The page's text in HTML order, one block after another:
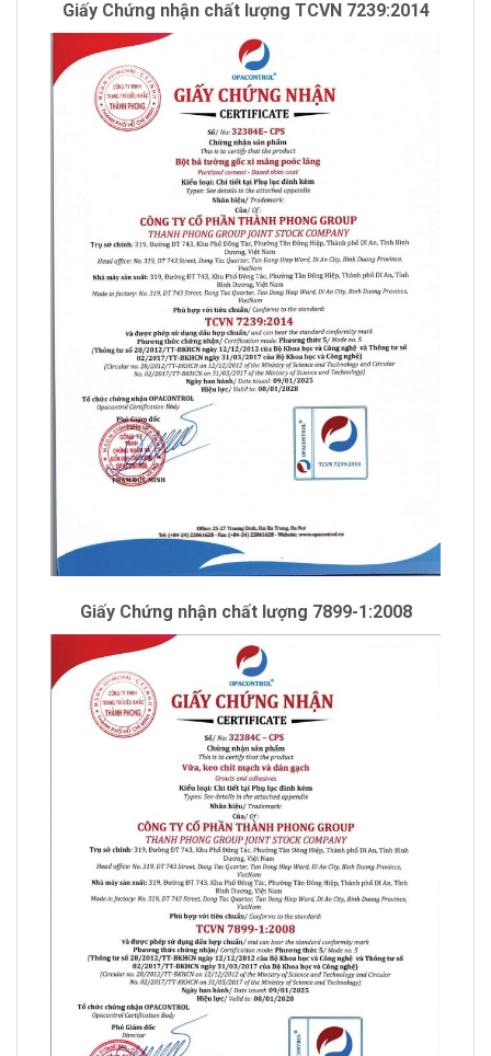
Giấy Chứng nhận chất lượng TCVN 7239:2014
Giấy Chứng nhận chất lượng 7899-1:2008